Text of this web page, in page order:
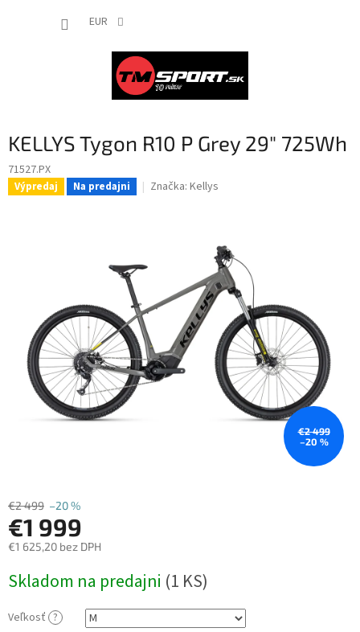
EUR
KELLYS Tygon R10 P Grey 29" 725Wh
71527.PX
Výpredaj Na predajni Značka: Kellys
€2 499
–20 %
€2 499 –20 %
€1 999
€1 625,20 bez DPH
cena:
Skladom na predajni (1 KS)
Veľkosť ?